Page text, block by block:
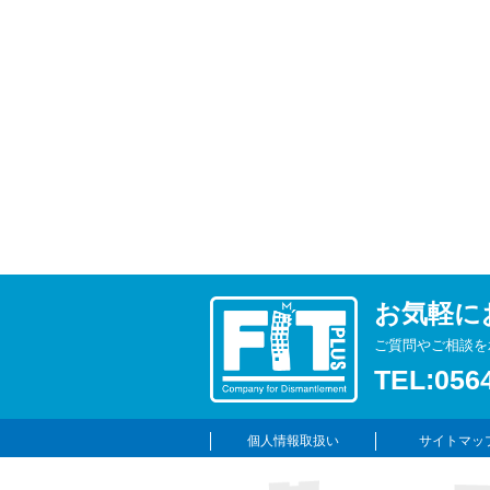
お気軽
ご質問やご相談
個人情報取扱い サイトマッ